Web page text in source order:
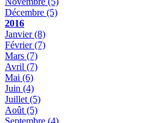
Décembre (5)
2016
Janvier(8)
Février(7)
Mars (7)
Avril (7)
Mai (6)
Juin (4)
Juillet(5)
Août(5)